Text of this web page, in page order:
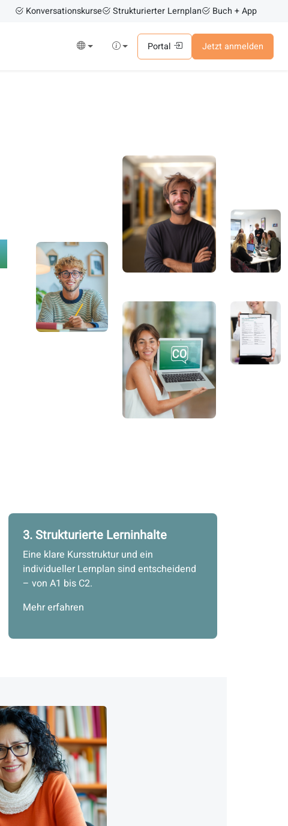
Konversationskurse Strukturierter Lernplan Buch + App
Portal Jetzt anmelden
3. Strukturierte Lerninhalte
Eine klare Kursstruktur und ein
individueller Lernplan sind entscheidend
– von A1 bis C2.
Mehr erfahren